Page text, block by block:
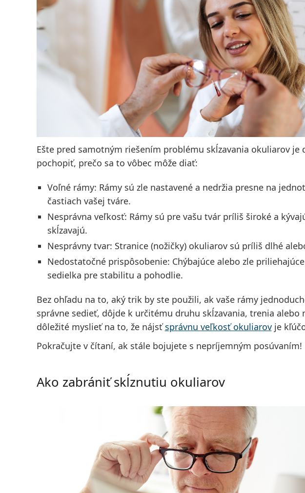
Ešte pred samotným riešením problému skĺzavania okuliarov je
pochopiť, prečo sa to vôbec môže diať:
Voľné rámy: Rámy sú zle nastavené a nedržia presne na
častiach vašej tváre.
Nesprávna veľkosť: Rámy sú pre vašu tvár príliš široké a
skĺzavajú.
Nesprávny tvar: Stranice (nožičky) okuliarov sú príliš dlhé
Nedostatočné prispôsobenie: Chýbajúce alebo zle
sedielka pre stabilitu a pohodlie.
Bez ohľadu na to, aký trik by ste použili, ak vaše rámy
správne sedieť, dôjde k určitému druhu skĺzavania, trenia alebo
dôležité myslieť na to, že nájsťsprávnu veľkosť okuliarovje
Pokračujte v čítaní, ak stále bojujete s nepríjemným posúvaním!
Ako zabrániť skĺznutiu okuliarov